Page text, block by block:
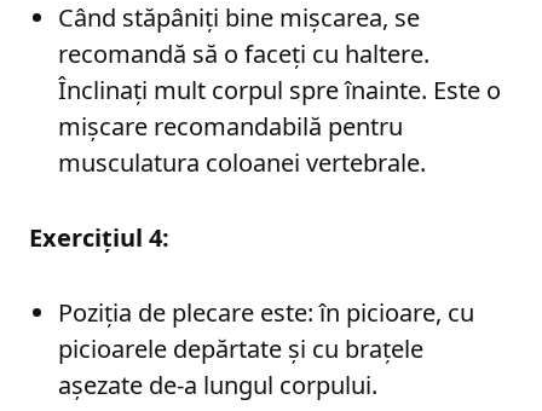
Când stăpâniți bine mișcarea, se
recomandă să o faceți cu haltere.
Înclinați mult corpul spre înainte. Este o
mișcare recomandabilă pentru
musculatura coloanei vertebrale.
Exercițiul 4:
Poziția de plecare este: în picioare, cu
picioarele depărtate și cu brațele
așezate de-a lungul corpului.